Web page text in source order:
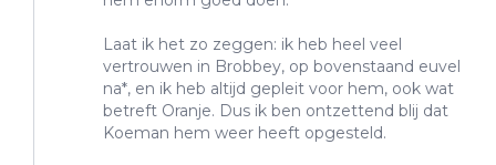
Laat ik het zo zeggen: ik heb heel veel
vertrouwen in Brobbey, op bovenstaand euvel
na*, en ik heb altijd gepleit voor hem, ook wat
betreft Oranje. Dus ik ben ontzettend blij dat
Koeman hem weer heeft opgesteld.